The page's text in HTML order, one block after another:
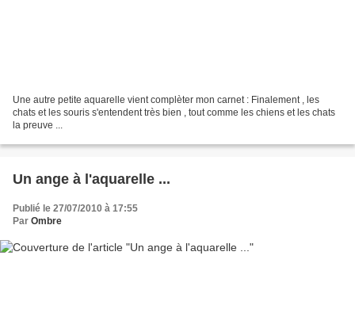
Une autre petite aquarelle vient complèter mon carnet : Finalement , les
chats et les souris s'entendent très bien , tout comme les chiens et les chats
la preuve ...
Un ange à l'aquarelle ...
Publié le 27/07/2010 à 17:55
Par Ombre